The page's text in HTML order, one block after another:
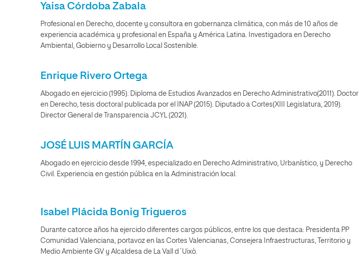
Yaisa Córdoba Zabala
Profesional en Derecho, docente y consultora en gobernanza climática, con más de 10 años de
experiencia académica y profesional en España y América Latina. Investigadora en Derecho
Ambiental, Gobierno y Desarrollo Local Sostenible.
Enrique Rivero Ortega
Abogado en ejercicio (1995). Diploma de Estudios Avanzados en Derecho Administrativo(2011). Doctor
en Derecho, tesis doctoral publicada por el INAP (2015). Diputado a Cortes(XIII Legislatura, 2019).
Director General de Transparencia JCYL (2021).
JOSÉ LUIS MARTÍN GARCÍA
Abogado en ejercicio desde 1994, especializado en Derecho Administrativo, Urbanístico, y Derecho
Civil. Experiencia en gestión pública en la Administración local.
Isabel Plácida Bonig Trigueros
Durante catorce años ha ejercido diferentes cargos públicos, entre los que destaca: Presidenta PP
Comunidad Valenciana, portavoz en las Cortes Valencianas, Consejera Infraestructuras, Territorio y
Medio Ambiente GV y Alcaldesa de La Vall d´Uixò.